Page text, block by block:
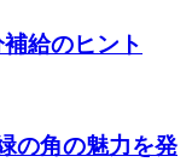
給のヒント
の角の魅力を発